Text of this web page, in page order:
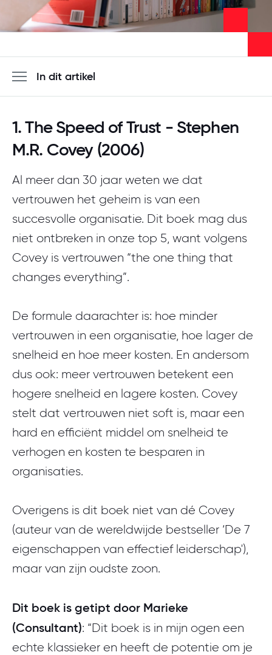
In dit artikel
1. The Speed of Trust - Stephen
M.R. Covey (2006)
Al meer dan 30 jaar weten we dat
vertrouwen het geheim is van een
succesvolle organisatie. Dit boek mag dus
niet ontbreken in onze top 5, want volgens
Covey is vertrouwen “the one thing that
changes everything”.
De formule daarachter is: hoe minder
vertrouwen in een organisatie, hoe lager de
snelheid en hoe meer kosten. En andersom
dus ook: meer vertrouwen betekent een
hogere snelheid en lagere kosten. Covey
stelt dat vertrouwen niet soft is, maar een
hard en efficiënt middel om snelheid te
verhogen en kosten te besparen in
organisaties.
Overigens is dit boek niet van dé Covey
(auteur van de wereldwijde bestseller ‘De 7
eigenschappen van effectief leiderschap'),
maar van zijn oudste zoon.
Dit boek is getipt door Marieke
(Consultant): “Dit boek is in mijn ogen een
echte klassieker en heeft de potentie om je